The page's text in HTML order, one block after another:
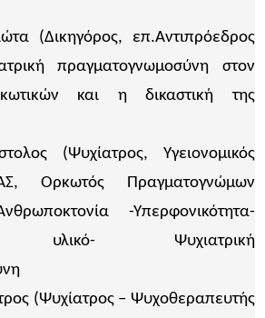
(Δικηγόρος, επ.Αντιπρόεδρος
πραγματογνωμοσύνη στον
και η δικαστική της
(Ψυχίατρος, Υγειονομικός
Ορκωτός Πραγματογνώμων
-Υπερφονικότητα-
υλικό- Ψυχιατρική
(Ψυχίατρος – Ψυχοθεραπευτής